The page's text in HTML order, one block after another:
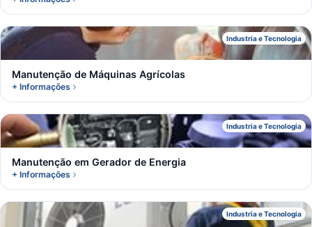
Industria e Tecnologia
M
Manutenção de Máquinas Agrícolas
+ Informações
Industria e Tecnologia
M
Manutenção em Gerador de Energia
+ Informações
Industria e Tecnologia
M